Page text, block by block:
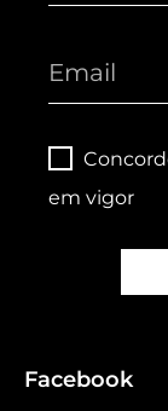
em vigor
Facebook